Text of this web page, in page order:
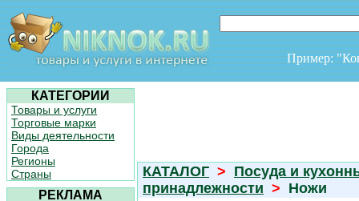
Пример:
КАТЕГОРИИ
Товары и услуги
Торговые марки
Виды деятельности
Города
Регионы
Страны
РЕКЛАМА
КАТАЛОГ > Посуда и
принадлежности > Ножи